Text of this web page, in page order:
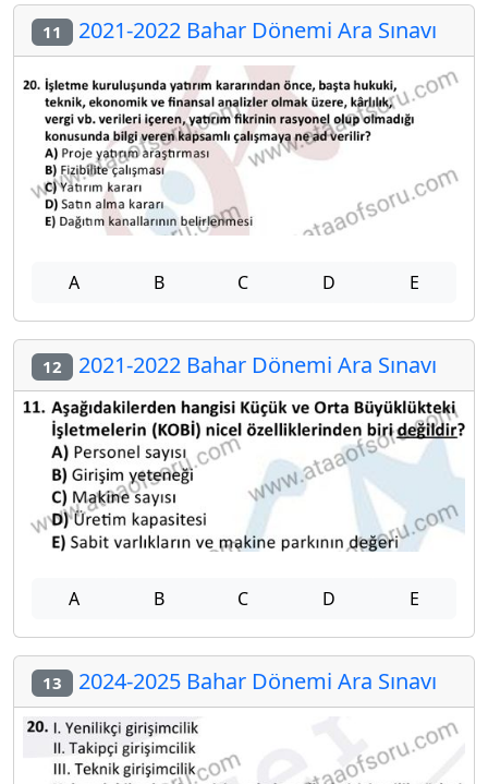
11 2021-2022 Bahar Dönemi Ara Sınavı
A B C D E
12 2021-2022 Bahar Dönemi Ara Sınavı
A B C D E
13 2024-2025 Bahar Dönemi Ara Sınavı